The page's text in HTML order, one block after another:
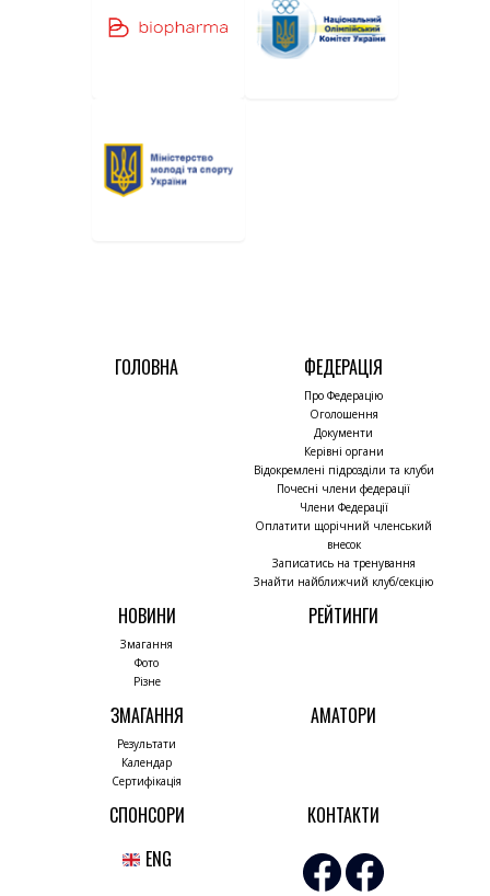
ГОЛОВНА ФЕДЕРАЦІЯ
Про Федерацію
Оголошення
Документи
Керівні органи
Відокремлені підрозділи та клуби
Почесні члени федерації
Члени Федерації
Оплатити щорічний членський
внесок
Записатись на тренування
Знайти найближчий клуб/секцію
НОВИНИ
Змагання
Фото
Різне
РЕЙТИНГИ
ЗМАГАННЯ
Результати
Календар
Сертифікація
АМАТОРИ
СПОНСОРИ
КОНТАКТИ
ENG